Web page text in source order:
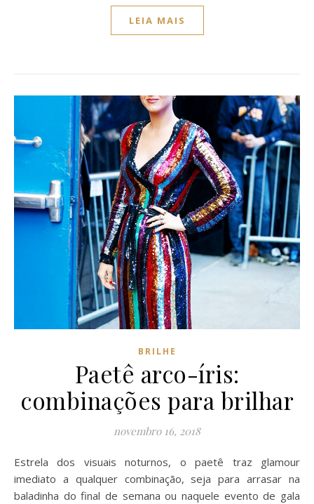
LEIA MAIS
BRILHE
Paetê arco-íris:
combinações para brilhar
novembro 16, 2018
Estrela dos visuais noturnos, o paetê traz glamour
imediato a qualquer combinação, seja para arrasar na
baladinha do final de semana ou naquele evento de gala